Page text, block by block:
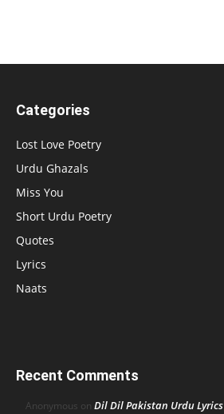
Categories
Lost Love Poetry
Urdu Ghazals
Miss You
Short Urdu Poetry
Quotes
Lyrics
Naats
Recent Comments
Anonymous on Dil Dil Pakistan Urdu Lyrics